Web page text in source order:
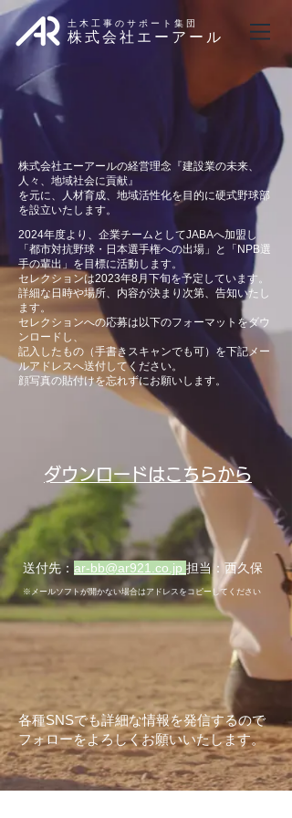
土木工事のサポート集団
株式会社エーアール
株式会社エーアールの経営理念 『建設業の未来、
人々、地域社会に貢献』
を元に、人材育成、地域活性化を目的に硬式野球部
を設立いたします。
2024年度より、企業チームとしてJABAへ加盟し
「都市対抗野球・日本選手権への出場」と「NPB選
手の輩出」を目標に活動します。
セレクションは2023年8月下旬を予定しています。
詳細な日時や場所、内容が決まり次第、告知いたし
ます。
セレクションへの応募は以下のフォーマットをダウ
ンロードし、
記入したもの（手書きスキャンでも可）を下記メー
ルアドレスへ送付してください。
顔写真の貼付けを忘れずにお願いします。
​ダウンロードはこちらから
送付先： ar-bb@ar921.co.jp 担当：西久保
※メールソフトが​開かない場合はアドレスをコピーしてください
各種SNSでも詳細な情報を発信するので
フォローをよろしくお願いいたします。